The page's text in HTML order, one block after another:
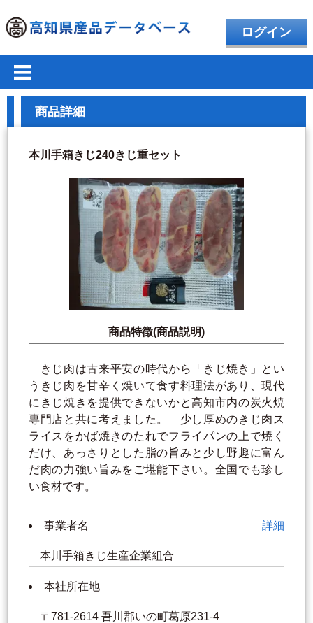
ログイン
商品詳細
本川手箱きじ240きじ重セット
商品特徴(商品説明)
きじ肉は古来平安の時代から「きじ焼き」とい
うきじ肉を甘辛く焼いて食す料理法があり、現代
にきじ焼きを提供できないかと高知市内の炭火焼
専門店と共に考えました。 少し厚めのきじ肉ス
ライスをかば焼きのたれでフライパンの上で焼く
だけ、あっさりとした脂の旨みと少し野趣に富ん
だ肉の力強い旨みをご堪能下さい。全国でも珍し
い食材です。
事業者名 詳細
本川手箱きじ生産企業組合
本社所在地
〒781-2614 吾川郡いの町葛原231-4